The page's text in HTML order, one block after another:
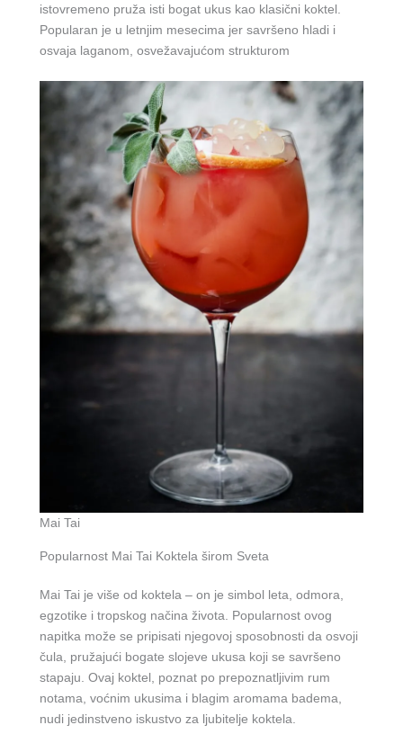
istovremeno pruža isti bogat ukus kao klasični koktel.
Popularan je u letnjim mesecima jer savršeno hladi i
osvaja laganom, osvežavajućom strukturom
Mai Tai
Popularnost Mai Tai Koktela širom Sveta
Mai Tai je više od koktela – on je simbol leta, odmora,
egzotike i tropskog načina života. Popularnost ovog
napitka može se pripisati njegovoj sposobnosti da osvoji
čula, pružajući bogate slojeve ukusa koji se savršeno
stapaju. Ovaj koktel, poznat po prepoznatljivim rum
notama, voćnim ukusima i blagim aromama badema,
nudi jedinstveno iskustvo za ljubitelje koktela.